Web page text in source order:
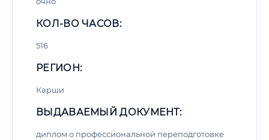
КОЛ-ВО ЧАСОВ:
516
РЕГИОН:
Карши
ВЫДАВАЕМЫЙ ДОКУМЕНТ:
диплом о профессиональной переподготовке